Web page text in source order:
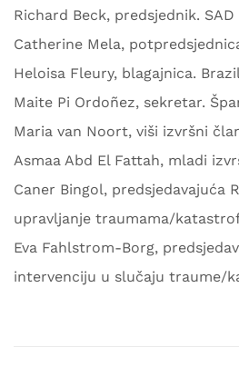
Richard Beck, predsjednik. SAD
Catherine Mela,
Heloisa Fleury, blagajnica.
Maite Pi Ordoñez, sekretar.
Maria van Noort, viši izvršni
Asmaa Abd El Fattah, mladi
Caner Bingol, predsjedavajuća
upravljanje traumama/
Eva Fahlstrom-Borg,
intervenciju u slučaju traume/